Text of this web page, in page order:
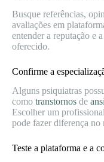
Busque referências,
avaliações em
entender a reputação e
oferecido.
Confirme a
Alguns psiquiatras
como transtornos de
Escolher um
pode fazer diferença no
Teste a plataforma e a